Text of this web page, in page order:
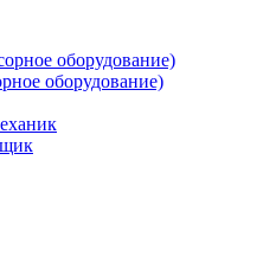
оборудование)
оборудование)